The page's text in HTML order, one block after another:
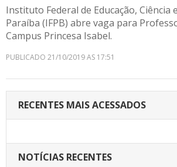
Instituto Federal de Educação, Ciência
Paraíba (IFPB) abre vaga para
Campus Princesa Isabel.
PUBLICADO 21/10/2019 AS 17:51
RECENTES MAIS ACESSADOS
NOTÍCIAS RECENTES